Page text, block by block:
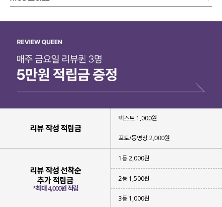
압도적인 만족도로 '인생 티셔츠'라 불렸던
기모 ver. 루오브 티셔츠의 인기에 힘입어,
수많은 요청 끝에논 기모 버전을 드디어 제작
기존의 가장 큰 장점이었던
탄력 있는 원단 퀄리티는 그대로 유지
리뷰 작성 적립금
텍스트 1,000원
포토/동영상 2,000원
리뷰 작성 선착순
추가 적립금
*최대 4,000원 적립
1등 2,000원
2등 1,500원
3등 1,000원